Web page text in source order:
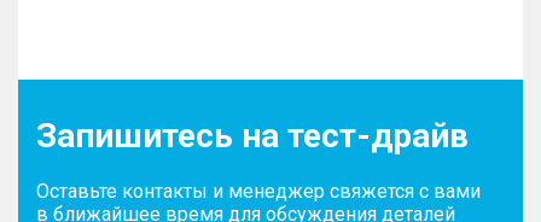
Запишитесь на тест-драйв
Оставьте контакты и менеджер свяжется с вами
в ближайшее время для обсуждения деталей